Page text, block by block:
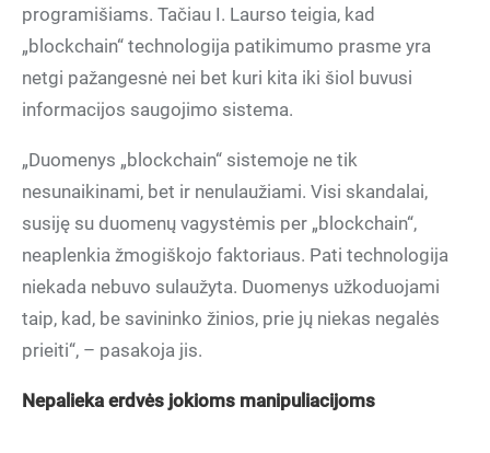
programišiams. Tačiau I. Laurso teigia, kad
„blockchain“ technologija patikimumo prasme yra
netgi pažangesnė nei bet kuri kita iki šiol buvusi
informacijos saugojimo sistema.
„Duomenys „blockchain“ sistemoje ne tik
nesunaikinami, bet ir nenulaužiami. Visi skandalai,
susiję su duomenų vagystėmis per „blockchain“,
neaplenkia žmogiškojo faktoriaus. Pati technologija
niekada nebuvo sulaužyta. Duomenys užkoduojami
taip, kad, be savininko žinios, prie jų niekas negalės
prieiti“, – pasakoja jis.
Nepalieka erdvės jokioms manipuliacijoms